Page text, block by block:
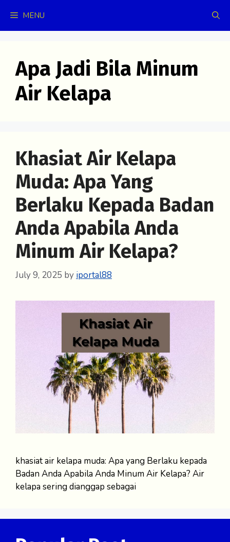
content
MENU
Apa Jadi Bila Minum
Air Kelapa
Khasiat Air Kelapa
Muda: Apa Yang
Berlaku Kepada Badan
Anda Apabila Anda
Minum Air Kelapa?
July 9, 2025 by iportal88
khasiat air kelapa muda: Apa yang Berlaku kepada
Badan Anda Apabila Anda Minum Air Kelapa? Air
kelapa sering dianggap sebagai